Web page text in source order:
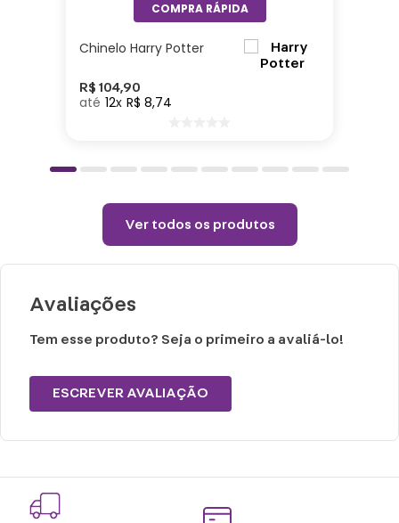
10cm | Peso: 355gr| Capacidade: 500ml|
Material: Cerâmica
Cuidados e recomendações de uso:
Lavar com água, esponja macia e
Não vai ao micro-ondas, nem a lava-
Não utilizar químicos e abrasivos.
Choques ou quedas podem trincar ou
quebrar o produto, pois trata-se de um
Chinelo Harry Potter
R$ 104,90
12 R$ 8,74
Ver todos os produtos
Avaliações
Tem esse produto? Seja o primeiro a avaliá-lo!
ESCREVER AVALIAÇÃO